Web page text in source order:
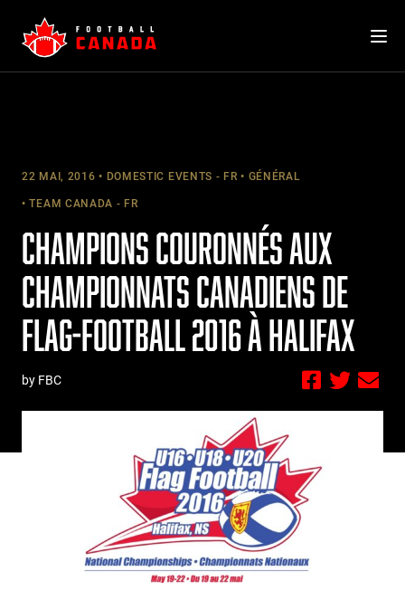
content
22 MAI, 2016 DOMESTIC EVENTS - FR GÉNÉRAL
TEAM CANADA - FR
CHAMPIONS COURONNÉS AUX
CHAMPIONNATS CANADIENS DE
FLAG-FOOTBALL 2016 À HALIFAX
by FBC